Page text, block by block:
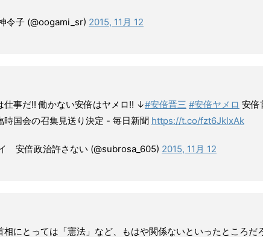
令子 (@oogami_sr) 2015, 11月 12
仕事だ!! 働かない安倍はヤメロ!! ↓#安倍晋三 #安倍ヤメロ 安倍
国会の召集見送り決定 - 毎日新聞 https://t.co/fzt6JkIxAk
安倍政治許さない (@subrosa_605) 2015, 11月 12
相にとっては「憲法」など、もはや関係ないといったところだ